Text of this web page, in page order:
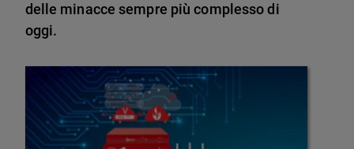
delle minacce sempre più complesso di
oggi.